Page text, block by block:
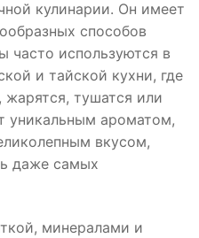
кулинарии. Он имеет
способов
часто используются в
и тайской кухни, где
тушатся или
уникальным ароматом,
вкусом,
даже самых
минералами и